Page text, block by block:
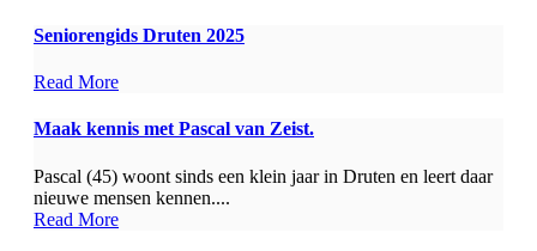
Seniorengids Druten 2025
Read More
Maak kennis met Pascal van Zeist.
Pascal (45) woont sinds een klein jaar in Druten en leert daar
nieuwe mensen kennen....
Read More